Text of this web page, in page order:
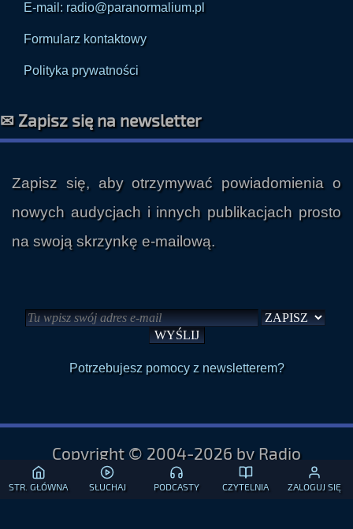
STR. GŁÓWNA SŁUCHAJ PODCASTY CZYTELNIA ZALOGUJ SIĘ
Formularz kontaktowy
Polityka prywatności
nowych audycjach i innych publikacjach prosto
na swoją skrzynkę e-mailową.
Potrzebujesz pomocy z newsletterem?
Copyright © 2004-2026 by Radio